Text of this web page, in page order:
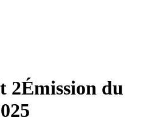
2Émission du